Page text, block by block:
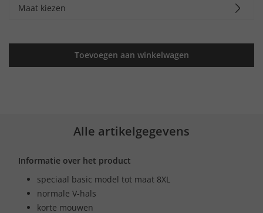
Maat kiezen
Toevoegen aan winkelwagen
Alle artikelgegevens
Informatie over het product
speciaal basic model tot maat 8XL
normale V-hals
korte mouwen